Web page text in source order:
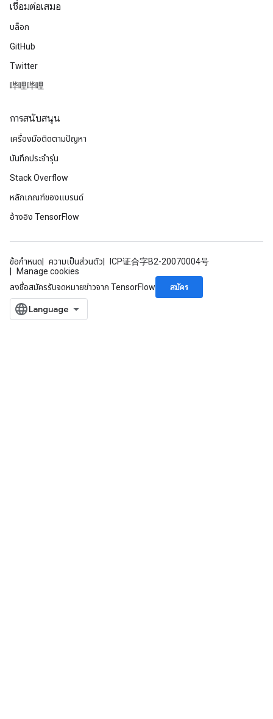
เชื่อมต่อเสมอ
บล็อก
GitHub
Twitter
哔哩哔哩
การสนับสนุน
เครื่องมือติดตามปัญหา
บันทึกประจำรุ่น
Stack Overflow
หลักเกณฑ์ของแบรนด์
อ้างอิง TensorFlow
ข้อกำหนด ความเป็นส่วนตัว
ICP证合字B2-20070004号
Manage cookies
ลงชื่อสมัครรับจดหมายข่าวจาก TensorFlow
สมัคร